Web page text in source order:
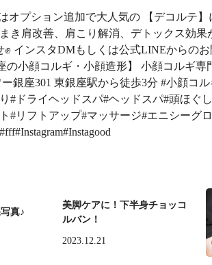
オプション追加で大人気の 【デコルテ】
き肩改善、肩こり解消、デトックス効果
インスタDMもしくは公式LINEからの
小顔コルギ・小顔造形】 小顔コルギ
銀座301 東銀座駅から徒歩3分 #小顔コ
#ドライヘッドスパ#ヘッドスパ#頭ほぐ
#リフトアップ#マッサージ#エニシーグ
真♪
美脚ケアに！下半身チョッコ
ルバン！
2023.12.21